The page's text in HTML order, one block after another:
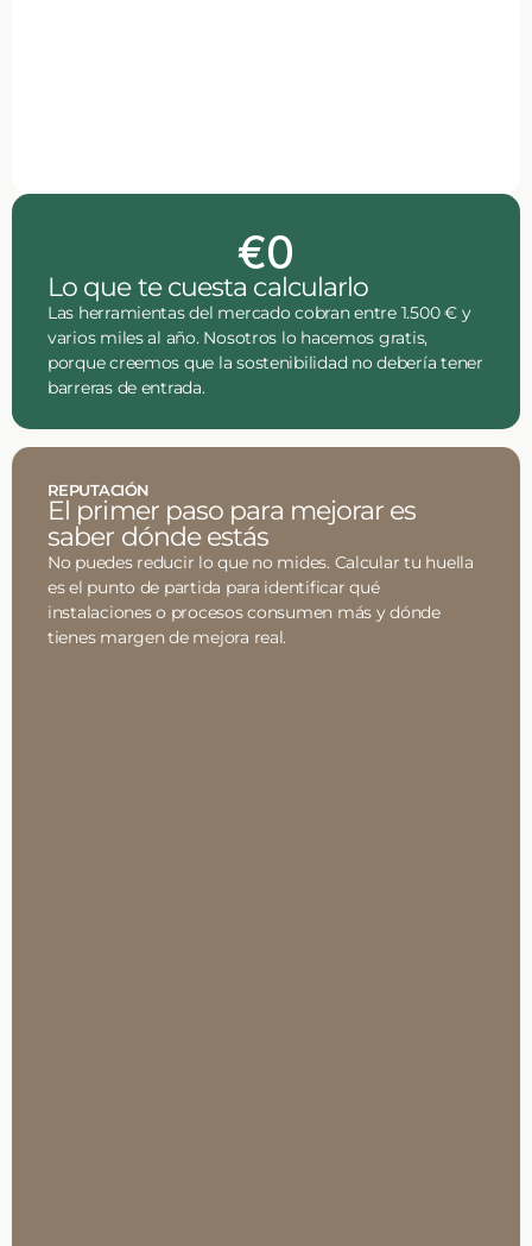
€0
Lo que te cuesta calcularlo
Las herramientas del mercado cobran entre 1.500 € y
varios miles al año. Nosotros lo hacemos gratis,
porque creemos que la sostenibilidad no debería tener
barreras de entrada.
REPUTACIÓN
El primer paso para mejorar es
saber dónde estás
No puedes reducir lo que no mides. Calcular tu huella
es el punto de partida para identificar qué
instalaciones o procesos consumen más y dónde
tienes margen de mejora real.